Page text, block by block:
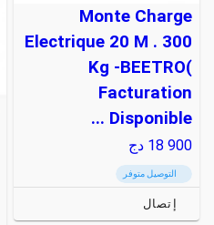
Monte Charge
Electrique 20 M . 300
Kg -BEETRO(
Facturation
Disponible ...
18 900 دج
التوصيل متوفر
إتصال